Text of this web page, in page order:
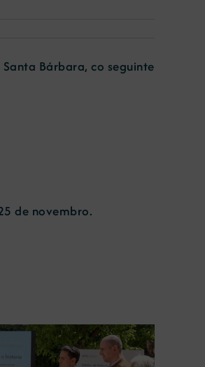
Bárbara, co seguinte
de novembro.